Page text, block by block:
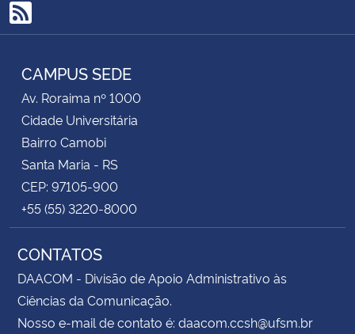
RSS
CAMPUS SEDE
Av. Roraima nº 1000
Cidade Universitária
Bairro Camobi
Santa Maria - RS
CEP: 97105-900
+55 (55) 3220-8000
CONTATOS
DAACOM - Divisão de Apoio Administrativo às
Ciências da Comunicação.
Nosso e-mail de contato é: daacom.ccsh@ufsm.br